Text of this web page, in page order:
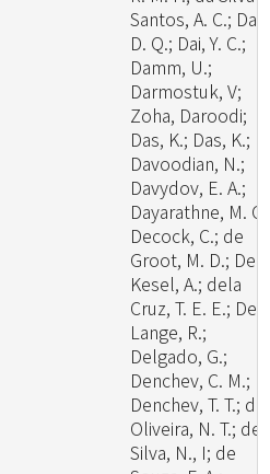
Santos, A. C.; Dai,
D. Q.; Dai, Y. C.;
Damm, U.;
Darmostuk, V;
Zoha, Daroodi;
Das, K.; Das, K.;
Davoodian, N.;
Davydov, E. A.;
Dayarathne, M.
Decock, C.; de
Groot, M. D.; De
Kesel, A.; dela
Cruz, T. E. E.; De
Lange, R.;
Delgado, G.;
Denchev, C. M.;
Denchev, T. T.; de
Oliveira, N. T.; de
Silva, N., I; de